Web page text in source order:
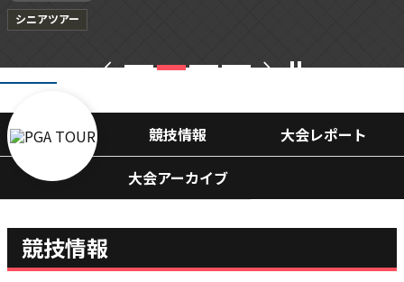
シニアツアー
chevron_left chevron_right pause
競技情報
大会レポート
大会アーカイブ
競技情報